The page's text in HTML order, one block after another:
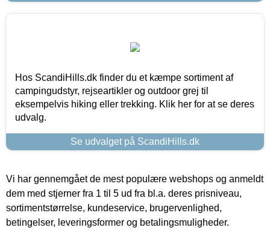
Hos ScandiHills.dk finder du et kæmpe sortiment af
campingudstyr, rejseartikler og outdoor grej til
eksempelvis hiking eller trekking. Klik her for at se deres
udvalg.
Se udvalget på ScandiHills.dk
Vi har gennemgået de mest populære webshops og anmeldt
dem med stjerner fra 1 til 5 ud fra bl.a. deres prisniveau,
sortimentstørrelse, kundeservice, brugervenlighed,
betingelser, leveringsformer og betalingsmuligheder.